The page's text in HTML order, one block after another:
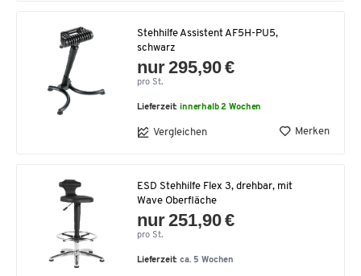
Stehhilfe Assistent AF5H-PU5,
schwarz
nur 295,90 €
pro St.
Lieferzeit:innerhalb 2 Wochen
Vergleichen Merken
ESD Stehhilfe Flex 3, drehbar, mit
Wave Oberfläche
nur 251,90 €
pro St.
Lieferzeit:ca. 5 Wochen